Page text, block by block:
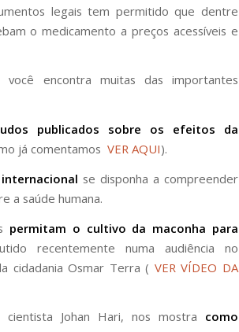
legais tem permitido que dentre
o medicamento a preços acessíveis e
você encontra muitas das importantes
publicados sobre os efeitos da
já comentamos VER AQUI).
se disponha a compreender
a saúde humana.
permitam o cultivo da maconha para
recentemente numa audiência no
cidadania Osmar Terra ( VER VÍDEO DA
Johan Hari, nos mostra como